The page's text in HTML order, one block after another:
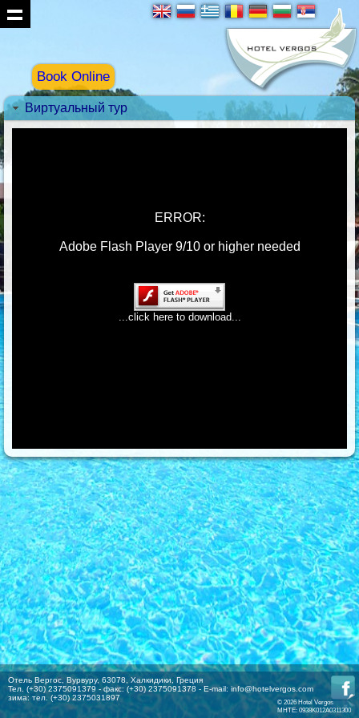
Book Online
Виртуальный тур
Отель Вергос, Вурвуру, 63078, Халкидики, Греция
Тел. (+30) 2375091379 - факс: (+30) 2375091378 - E-mail: info@hotelvergos.com
зима: тел. (+30) 2375031897
© 2026 Hotel Vergos
MHTE: 0938K012A0311300